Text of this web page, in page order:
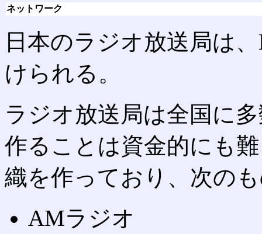
ネットワーク
日本のラジオ放送局は
けられる。
ラジオ放送局は全国に
作ることは資金的にも
織を作っており、次の
AMラジオ